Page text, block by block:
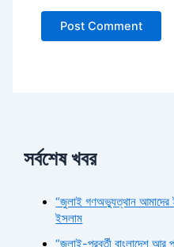
সর্বশেষ খবর
“জুলাই গণঅভ্যুত্থান আমাদের
ইসলাম
“জুলাই-পরবর্তী বাংলাদেশ আর